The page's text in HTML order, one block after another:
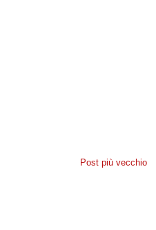
Post più vecchio